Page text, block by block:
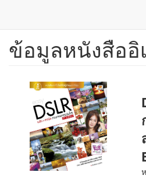
ข้าม
ข้อมูลหนังสืออิ